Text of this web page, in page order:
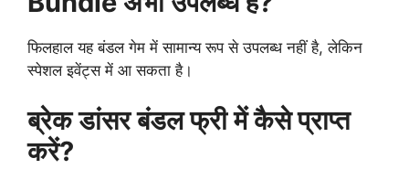
फिलहाल यह बंडल गेम में सामान्य रूप से उपलब्ध नहीं है, लेकिन
स्पेशल इवेंट्स में आ सकता है।
ब्रेक डांसर बंडल फ्री में कैसे प्राप्त
करें?